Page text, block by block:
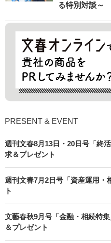
る特別対談～
PRESENT & EVENT
週刊文春8月13日・20日号「終
求＆プレゼント
週刊文春7月2日号「資産運用・
ト
文藝春秋9月号「金融・相続特
＆プレゼント